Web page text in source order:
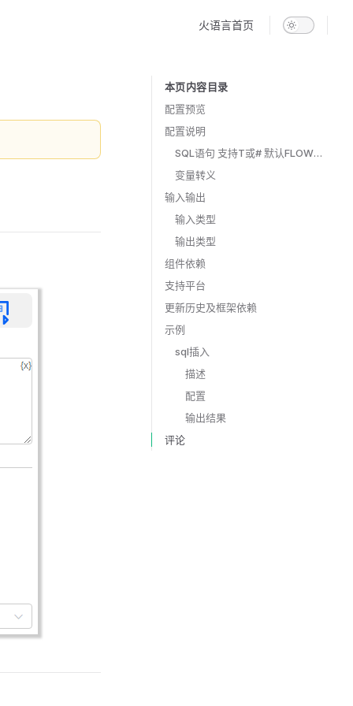
火语言首页
本页内容目录
Table of Contents for current page
配置预览
配置说明
SQL语句 支持T或# 默认FLOW输入项
变量转义
输入输出
输入类型
输出类型
组件依赖
支持平台
更新历史及框架依赖
示例
sql插入
描述
配置
输出结果
评论